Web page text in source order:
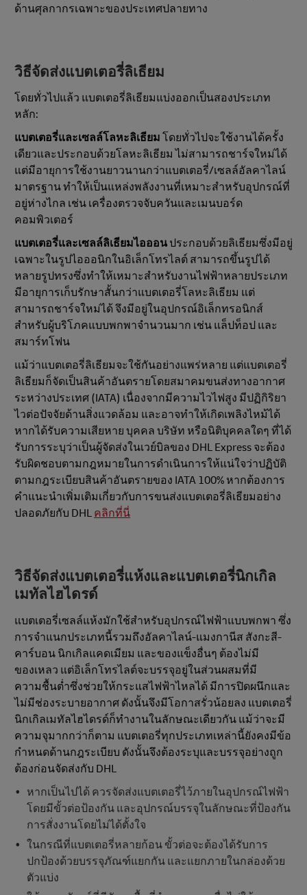
ด้านศุลกากรเฉพาะของประเทศปลายทาง
วิธีจัดส่งแบตเตอรี่ลิเธียม
โดยทั่วไปแล้ว แบตเตอรี่ลิเธียมแบ่งออกเป็นสองประเภท
หลัก:
แบตเตอรี่และเซลล์โลหะลิเธียม โดยทั่วไปจะใช้งานได้ครั้ง
เดียวและประกอบด้วยโลหะลิเธียม ไม่สามารถชาร์จใหม่ได้
แต่มีอายุการใช้งานยาวนานกว่าแบตเตอรี่/เซลล์อัลคาไลน์
มาตรฐาน ทำให้เป็นแหล่งพลังงานที่เหมาะสำหรับอุปกรณ์ที่
อยู่ห่างไกล เช่น เครื่องตรวจจับควันและเมนบอร์ด
คอมพิวเตอร์
แบตเตอรี่และเซลล์ลิเธียมไอออน ประกอบด้วยลิเธียมซึ่งมีอยู่
เฉพาะในรูปไอออนิกในอิเล็กโทรไลต์ สามารถขึ้นรูปได้
หลายรูปทรงซึ่งทำให้เหมาะสำหรับงานไฟฟ้าหลายประเภท
มีอายุการเก็บรักษาสั้นกว่าแบตเตอรี่โลหะลิเธียม แต่
สามารถชาร์จใหม่ได้ จึงมีอยู่ในอุปกรณ์อิเล็กทรอนิกส์
สำหรับผู้บริโภคแบบพกพาจำนวนมาก เช่น แล็ปท็อป และ
สมาร์ทโฟน
แม้ว่าแบตเตอรี่ลิเธียมจะใช้กันอย่างแพร่หลาย แต่แบตเตอรี่
ลิเธียมก็จัดเป็นสินค้าอันตรายโดยสมาคมขนส่งทางอากาศ
ระหว่างประเทศ (IATA) เนื่องจากมีความไวไฟสูง มีปฏิกิริยา
ไวต่อปัจจัยด้านสิ่งแวดล้อม และอาจทำให้เกิดเพลิงไหม้ได้
หากได้รับความเสียหาย บุคคล บริษัท หรือนิติบุคคลใดๆ ที่ได้
รับการระบุว่าเป็นผู้จัดส่งในเวย์บิลของ DHL Express จะต้อง
รับผิดชอบตามกฎหมายในการดำเนินการให้แน่ใจว่าปฏิบัติ
ตามกฎระเบียบสินค้าอันตรายของ IATA 100% หากต้องการ
คำแนะนำเพิ่มเติมเกี่ยวกับการขนส่งแบตเตอรี่ลิเธียมอย่าง
ปลอดภัยกับ DHL คลิกที่นี่
วิธีจัดส่งแบตเตอรี่แห้งและแบตเตอรี่นิกเกิล
เมทัลไฮไดรด์
แบตเตอรี่เซลล์แห้งมักใช้สำหรับอุปกรณ์ไฟฟ้าแบบพกพา ซึ่ง
การจำแนกประเภทนี้รวมถึงอัลคาไลน์-แมงกานีส สังกะสี-
คาร์บอน นิกเกิลแคดเมียม และของแข็งอื่นๆ ต้องไม่มี
ของเหลว แต่อิเล็กโทรไลต์จะบรรจุอยู่ในส่วนผสมที่มี
ความชื้นต่ำซึ่งช่วยให้กระแสไฟฟ้าไหลได้ มีการปิดผนึกและ
ไม่มีช่องระบายอากาศ ดังนั้นจึงมีโอกาสรั่วน้อยลง แบตเตอรี่
นิกเกิลเมทัลไฮไดรด์ก็ทำงานในลักษณะเดียวกัน แม้ว่าจะมี
ความจุมากกว่าก็ตาม แบตเตอรี่ทุกประเภทเหล่านี้ยังคงมีข้อ
กำหนดด้านกฎระเบียบ ดังนั้นจึงต้องระบุและบรรจุอย่างถูก
ต้องก่อนจัดส่งกับ DHL
หากเป็นไปได้ ควรจัดส่งแบตเตอรี่ไว้ภายในอุปกรณ์ไฟฟ้า
โดยมีขั้วต่อป้องกัน และอุปกรณ์บรรจุในลักษณะที่ป้องกัน
การสั่งงานโดยไม่ได้ตั้งใจ
ในกรณีที่แบตเตอรี่หลายก้อน ขั้วต่อจะต้องได้รับการ
ปกป้องด้วยบรรจุภัณฑ์แยกกัน และแยกภายในกล่องด้วย
ตัวแบ่ง